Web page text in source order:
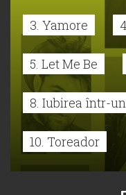
3. Yamore
5. Let Me Be
8. Iubirea într-
10. Toreador